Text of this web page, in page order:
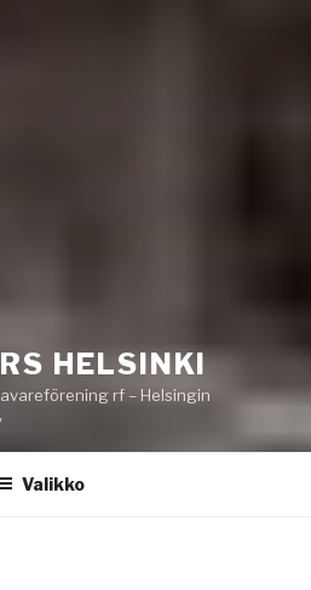
HELSINKI
rf – Helsingin
Valikko